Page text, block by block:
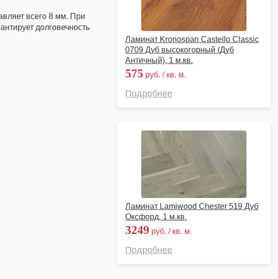
всего 8 мм. При
долговечность
Ламинат Kronospan Castello Classic
0709 Дуб высокогорный (Дуб
Античный), 1 м.кв.
575 руб. / кв. м.
Подробнее
Ламинат Lamiwood Chester 519 Дуб
Оксфорд, 1 м.кв.
3249 руб. / кв. м.
Подробнее